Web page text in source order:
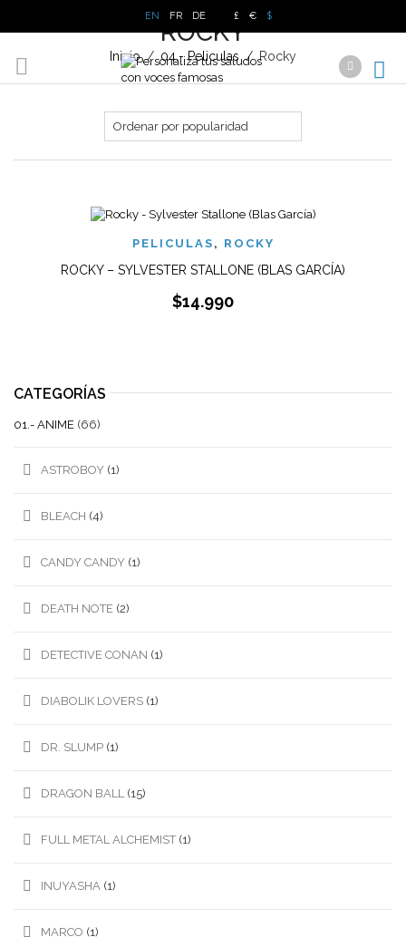
EN FR DE £ € $
ROCKY
Inicio / 04.- Peliculas / Rocky
PELICULAS , ROCKY
ROCKY – SYLVESTER STALLONE (BLAS GARCÍA)
$14.990
CATEGORÍAS
01.- ANIME (66)
ASTROBOY (1)
BLEACH (4)
CANDY CANDY (1)
DEATH NOTE (2)
DETECTIVE CONAN (1)
DIABOLIK LOVERS (1)
DR. SLUMP (1)
DRAGON BALL (15)
FULL METAL ALCHEMIST (1)
INUYASHA (1)
MARCO (1)